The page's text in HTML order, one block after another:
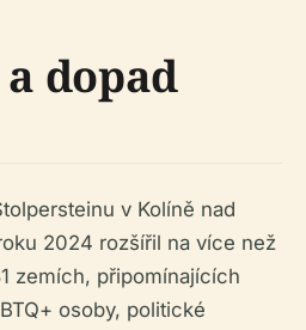
dopad
v Kolíně nad
2024 rozšířil na více než
zemích, připomínajících
osoby, politické